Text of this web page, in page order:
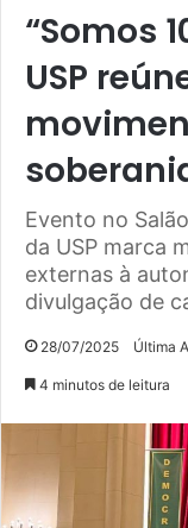
“Somos
USP
Evento no
da USP marca
externas à
divulgação de
28/07/2025 Última
4 minutos de leitura